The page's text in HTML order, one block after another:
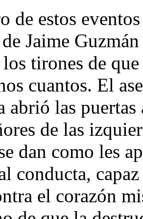
de estos
Jaime
tirones de
cuantos. El
abrió las
de las
dan como les
conducta,
el corazón